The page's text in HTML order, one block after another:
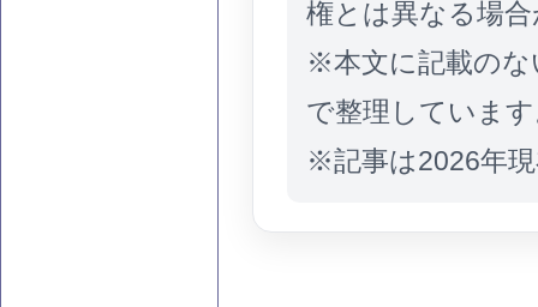
権とは異なる場
※本文に記載のな
で整理していま
※記事は2026年